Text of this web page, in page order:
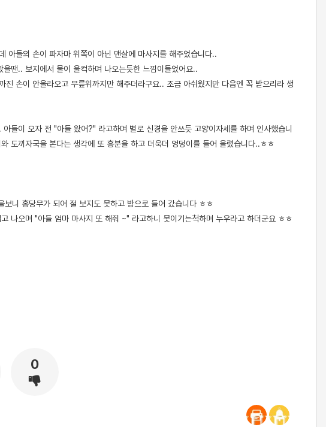
아들의 손이 파자마 위쪽이 아닌 맨살에 마사지를 해주었습니다..
땐.. 보지에서 물이 울컥하며 나오는듯한 느낌이들었어요..
손이 안올라오고 무릎위까지만 해주더라구요.. 조금 아쉬웠지만 다음엔 꼭 받으리라 생
들이 오자 전 "아들 왔어?" 라고하며 별로 신경을 안쓰듯 고양이자세를 하며 인사했습니
도끼자국을 본다는 생각에 또 흥분을 하고 더욱더 엉덩이를 들어 올렸습니다..ㅎㅎ
니 홍당무가 되어 절 보지도 못하고 방으로 들어 갔습니다 ㅎㅎ
나오며 "아들 엄마 마사지 또 해줘 ~" 라고하니 못이기는척하며 누우라고 하더군요 ㅎㅎ
0